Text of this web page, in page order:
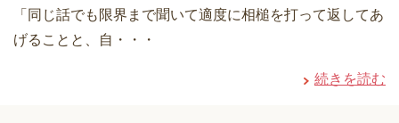
「同じ話でも限界まで聞いて適度に相槌を打って返してあ
げることと、自・・・
続きを読む